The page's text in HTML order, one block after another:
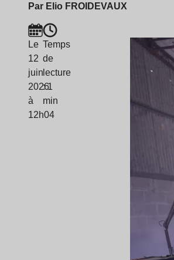
Par Elio FROIDEVAUX
Le
12
juin
2026
à
12h04
Temps
de
lecture
: 1
min